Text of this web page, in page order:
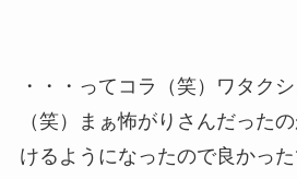
・・・ってコラ（笑）ワタク
（笑）まぁ怖がりさんだった
けるようになったので良かっ